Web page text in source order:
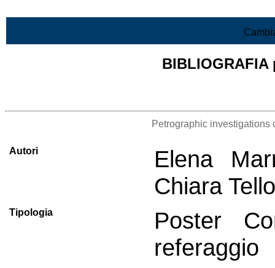
Petrographic investigations
Autori
Elena
Chiara
Tipologia
Poster
referaggio